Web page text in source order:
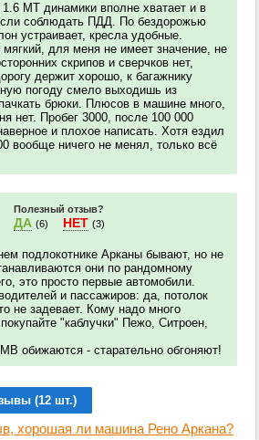
МТ динамики вполне хватает и в
соблюдать ПДД. По бездорожью
устраивает, кресла удобные.
для меня не имеет значение, не
скрипов и сверчков нет,
держит хорошо, к багажнику
погоду смело выходишь из
брюки. Плюсов в машине много,
нет. Пробег 3000, после 100 000
и плохое написать. Хотя ездил
вообще ничего не менял, только всё
Полезный отзыв?
ДА (6) НЕТ (3)
подлокотнике Арканы бывают, но не
они по рандомному
это просто первые автомобили.
и пассажиров: да, потолок
не задевает. Кому надо много
"каблучки" Пежо, Ситроен,
обижаются - старательно обгоняют!
(12 шт.)
хорошая ли машина Рено Аркана?